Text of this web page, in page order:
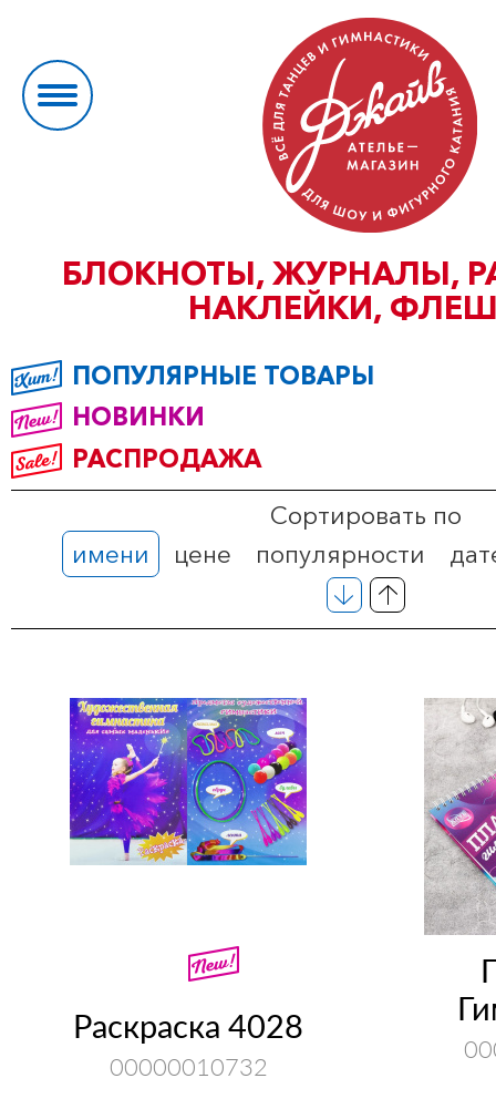
БЛОКНОТЫ, ЖУРНАЛЫ,
НАКЛЕЙКИ,
ПОПУЛЯРНЫЕ ТОВАРЫ
НОВИНКИ
РАСПРОДАЖА
Сортировать по
имени
цене популярности
Раскраска 4028
00000010732